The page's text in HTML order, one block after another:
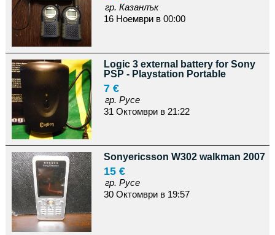
гр. Казанлък
16 Ноември в 00:00
Logic 3 external battery for Sony
PSP - Playstation Portable
7 €
гр. Русе
31 Октомври в 21:22
Sonyericsson W302 walkman 2007
15 €
гр. Русе
30 Октомври в 19:57